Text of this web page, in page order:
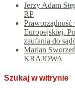
Jerzy Adam
RP
Europejskiej.
zaufania do
Marian
KRAJOWA
Szukaj w witrynie